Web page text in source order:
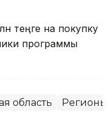
теңге на покупку
программы
область Регионы